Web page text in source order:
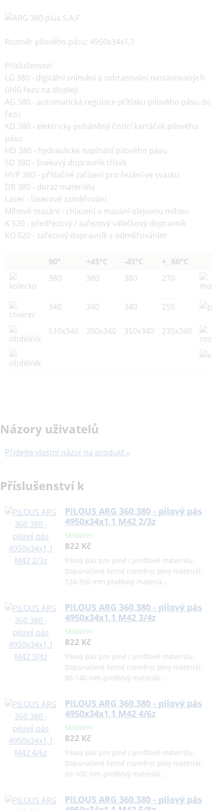
Rozměr pilového pásu: 4950x34x1,1
Příslušenství:
LG 380 - digitální snímání a zobrazování nastavovaných
úhlů řezu na displeji
AG 380 - automatická regulace přítlaku pilového pásu do
řezu
KD 380 - elektricky poháněný čistící kartáček pilového
pásu
HD 380 - hydraulické napínání pilového pásu
SD 380 - šnekový dopravník třísek
HVP 380 - přítlačné zařízení pro řezání ve svazku
DR 380 - doraz materiálu
Laser - laserové zaměřování
Mlhové mazání - chlazení a mazání olejovou mlhou
K 520 - předřezový / zařezový válečkový dopravník
KO 520 - zařezový dopravník s odměřováním
90° +45°C -45°C
+_ 60°C
380
380 380 270
340 340 340 255
510x340 350x340 350x340 235x340
Názory uživatelů
Přidejte vlastní názor na produkt »
Příslušenství k
PILOUS ARG 360,380 - pilový pás
4950x34x1,1 M42 2/3z
Skladem
822 Kč
Pilový pás pro plné i profilové materiály.
Doporučené řezné rozměry: plný materiál:
120-350 mm profilový materiá…
PILOUS ARG 360,380 - pilový pás
4950x34x1,1 M42 3/4z
Skladem
822 Kč
Pilový pás pro plné i profilové materiály.
Doporučené řezné rozměry: plný materiál:
80-140 mm profilový materiál…
PILOUS ARG 360,380 - pilový pás
4950x34x1,1 M42 4/6z
Skladem
822 Kč
Pilový pás pro plné i profilové materiály.
Doporučené řezné rozměry: plný materiál:
60-100 mm profilový materiál…
PILOUS ARG 360,380 - pilový pás